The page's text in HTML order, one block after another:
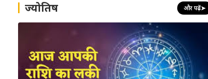
ज्योतिष और पढ़ें➤